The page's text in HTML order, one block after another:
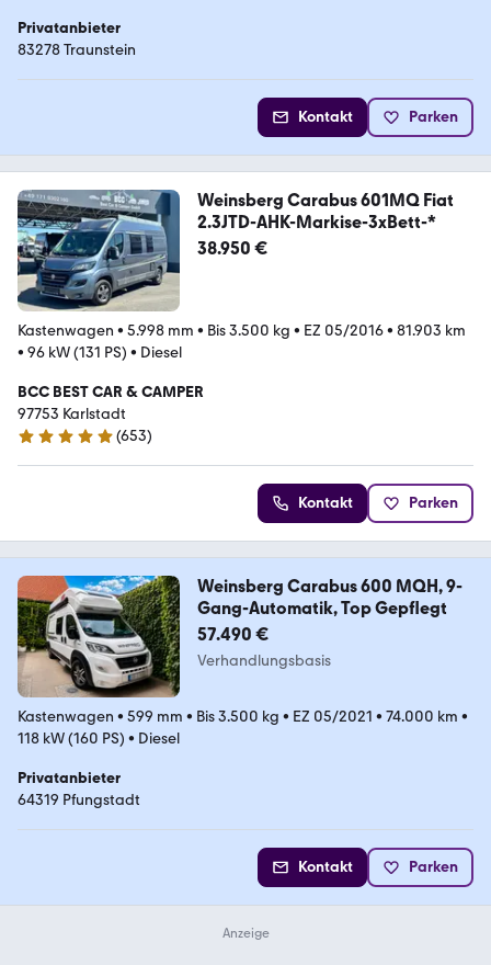
Privatanbieter
83278 Traunstein
Kontakt Parken
Weinsberg Carabus 601MQ Fiat
2.3JTD-AHK-Markise-3xBett-*
38.950 €
Kastenwagen • 5.998 mm • Bis 3.500 kg • EZ 05/2016• 81.903 km
• 96 kW (131 PS) • Diesel
BCC BEST CAR & CAMPER
97753 Karlstadt
4.8 Sterne
(653)
Kontakt Parken
Weinsberg Carabus 600 MQH, 9-
Gang-Automatik, Top Gepflegt
57.490 €
Verhandlungsbasis
Kastenwagen • 599 mm • Bis 3.500 kg • EZ 05/2021 • 74.000 km •
118 kW (160 PS) • Diesel
Privatanbieter
64319 Pfungstadt
Kontakt Parken